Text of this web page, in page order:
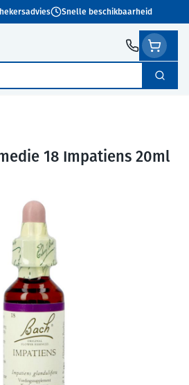
Snelle beschikbaarheid
Zoek
18 Impatiens 20ml